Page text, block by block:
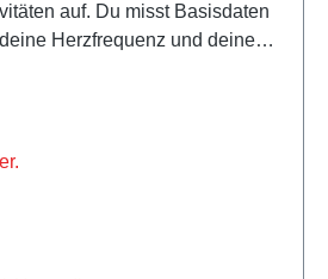
auf. Du misst Basisdaten
Herzfrequenz und deinen